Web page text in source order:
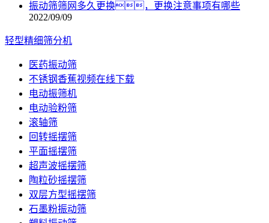
振动筛筛网多久更换，更换注意事项有哪些
2022/09/09
轻型精细筛分机
医药振动筛
不锈钢香蕉视频在线下载
电动振筛机
电动验粉筛
滚轴筛
回转摇摆筛
平面摇摆筛
超声波摇摆筛
陶粒砂摇摆筛
双层方型摇摆筛
石墨粉振动筛